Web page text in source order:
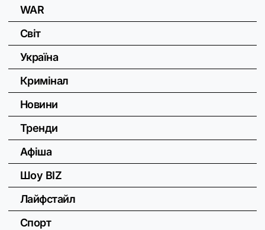
WAR
Світ
Україна
Кримінал
Новини
Тренди
Афіша
Шоу BIZ
Лайфстайл
Спорт